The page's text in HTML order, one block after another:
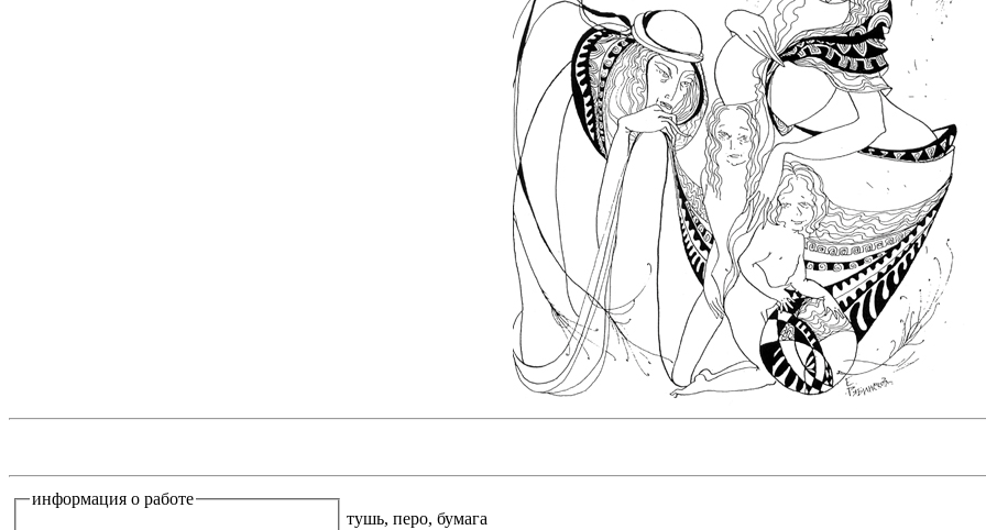
информация о работе
тушь, перо, бумага